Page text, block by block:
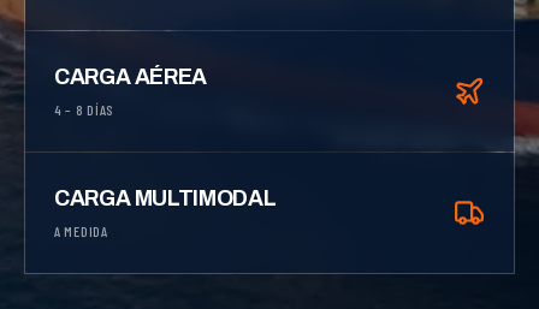
CARGA AÉREA
4 – 8 DÍAS
CARGA MULTIMODAL
A MEDIDA